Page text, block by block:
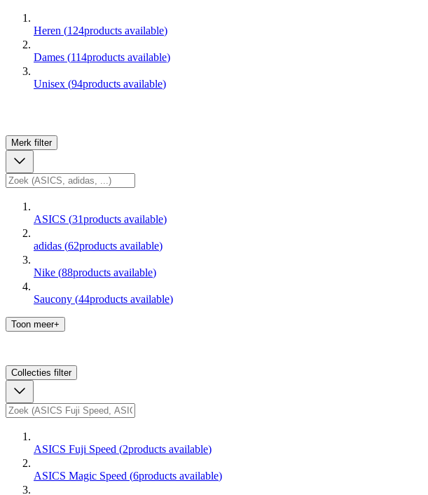
Heren (124products available)
Dames (114products available)
Unisex (94products available)
Merk filter
ASICS (31products available)
adidas (62products available)
Nike (88products available)
Saucony (44products available)
Toon meer+
Collecties filter
ASICS Fuji Speed (2products available)
ASICS Magic Speed (6products available)